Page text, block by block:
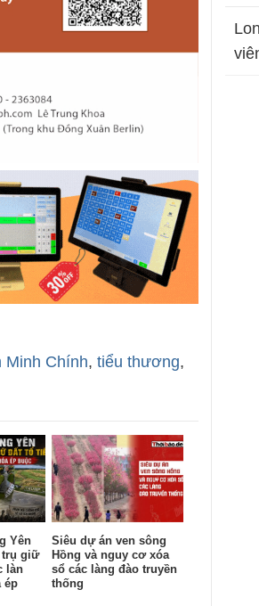
Minh Chính, tiểu thương,
Yên
trụ giữ
làn
ép
Siêu dự án ven sông
Hồng và nguy cơ xóa
sổ các làng đào truyền
thống